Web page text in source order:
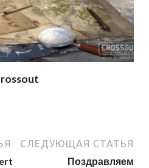
СЛЕДУЮЩАЯ СТАТЬЯ
Поздравляем